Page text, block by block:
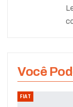
Você
FIAT